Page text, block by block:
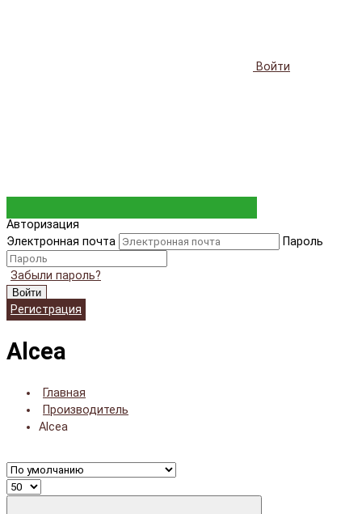
Войти
Авторизация
Электронная почта
Пароль
Забыли пароль?
Войти
Регистрация
Alcea
Главная
Производитель
Alcea